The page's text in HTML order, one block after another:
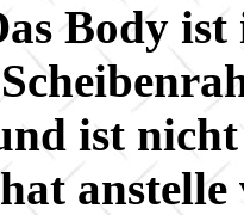
Body
ist
anstelle